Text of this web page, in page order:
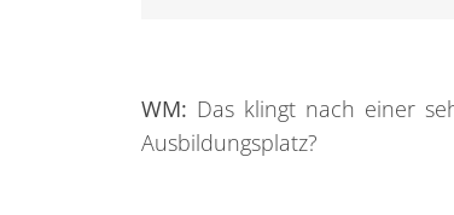
WM: Das klingt nach einer
Ausbildungsplatz?